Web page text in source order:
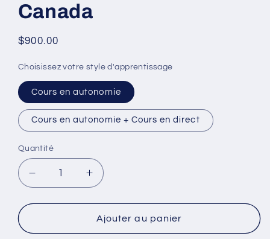
dans
une
modale
Canada
Prix
$900.00
Choisissez votre style d'apprentissage
Cours en autonomie
Cours en autonomie + Cours en direct
Quantité
Réduire
la
quantité
Cours
Augmenter
la
quantité
de
Cours
Ajouter au panier